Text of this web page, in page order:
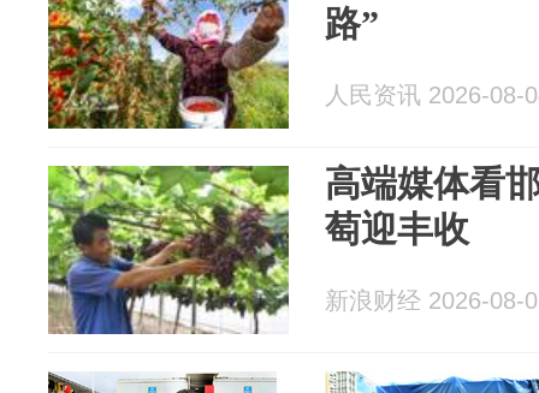
路”
人民资讯 2026-08-
高端媒体看
萄迎丰收
新浪财经 2026-08-